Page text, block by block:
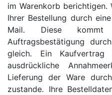
im Warenkorb berichtigen.
Ihrer Bestellung durch
Mail. Diese
Auftragsbestätigung
gleich. Ein
ausdrückliche
Lieferung der Ware
zustande. Ihre